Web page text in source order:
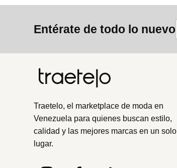
Entérate de todo lo nuevo
Traetelo, el marketplace de moda en
Venezuela para quienes buscan estilo,
calidad y las mejores marcas en un solo
lugar.